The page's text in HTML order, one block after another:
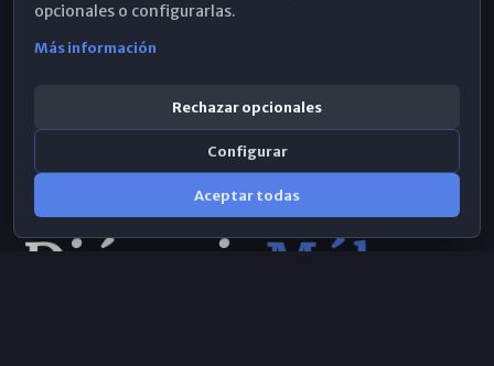
opcionales o configurarlas.
Más información
Rechazar opcionales
Configurar
Aceptar todas